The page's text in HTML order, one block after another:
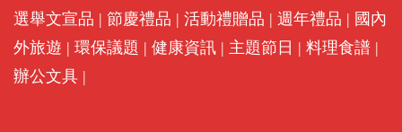
選舉文宣品 | 節慶禮品 | 活動禮贈品 | 週年禮品 | 國內
外旅遊 | 環保議題 | 健康資訊 | 主題節日 | 料理食譜 |
辦公文具 |